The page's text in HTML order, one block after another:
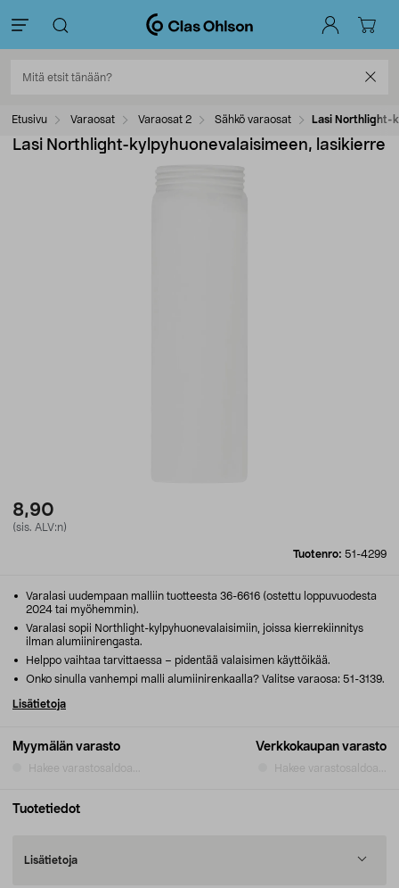
Etusivu Varaosat Varaosat 2 Sähkö varaosat Lasi Northlight-
Lasi Northlight-kylpyhuonevalaisimeen, lasikierre
8,90
(sis. ALV:n)
Tuotenro: 51-4299
Myymälän varasto
Hakee varastosaldoa...
Verkkokaupan varasto
Hakee varastosaldoa...
Varalasi uudempaan malliin tuotteesta 36-6616 (ostettu loppuvuodesta
2024 tai myöhemmin).
Varalasi sopii Northlight-kylpyhuonevalaisimiin, joissa kierrekiinnitys
ilman alumiinirengasta.
Helppo vaihtaa tarvittaessa – pidentää valaisimen käyttöikää.
Onko sinulla vanhempi malli alumiinirenkaalla? Valitse varaosa: 51-3139.
Lisätietoja
Tuotetiedot
Lisätietoja